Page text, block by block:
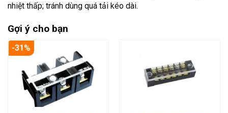
nhiệt thấp; tránh dùng quá tải kéo dài.
Gợi ý cho bạn
-31%